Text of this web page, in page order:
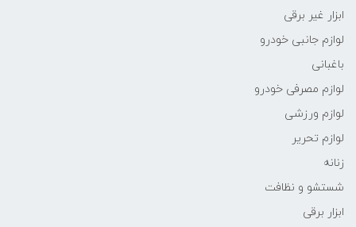
ابزار غیر برقی
لوازم جانبی خودرو
باغبانی
لوازم مصرفی خودرو
لوازم ورزشی
لوازم تحریر
زنانه
شستشو و نظافت
ابزار برقی